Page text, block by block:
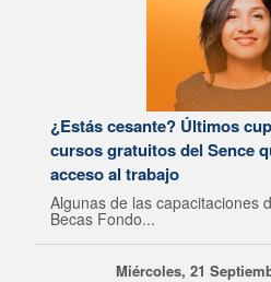
¿Estás cesante? Últimos
cursos gratuitos del Sence
acceso al trabajo
Algunas de las capacitaciones
Becas Fondo...
Miércoles, 21